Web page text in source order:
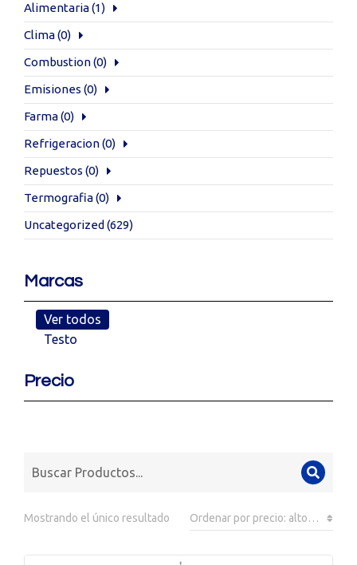
Alimentaria(1)
Clima(0)
Combustion(0)
Emisiones (0)
Farma(0)
Refrigeracion(0)
Repuestos (0)
Termografia(0)
Uncategorized (629)
Marcas
Ver todos
Testo
Precio
Mostrando el único resultado